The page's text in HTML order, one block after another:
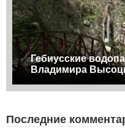
Гебиусские
Владимира
Последние